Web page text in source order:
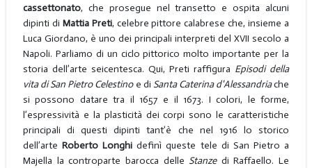
cassettonato, che prosegue nel transetto e ospita alcuni
dipinti di Mattia Preti, celebre pittore calabrese che, insieme a
Luca Giordano, è uno dei principali interpreti del XVII secolo a
Napoli. Parliamo di un ciclo pittorico molto importante per la
storia dell’arte seicentesca. Qui, Preti raffigura Episodi della
vita di San Pietro Celestinoe di Santa Caterina d'Alessandriache
si possono datare tra il 1657 e il 1673. I colori, le forme,
l’espressività e la plasticità dei corpi sono le caratteristiche
principali di questi dipinti tant’è che nel 1916 lo storico
dell’arteRoberto Longhi definì queste tele di San Pietro a
Majella la controparte barocca delleStanzedi Raffaello. Le